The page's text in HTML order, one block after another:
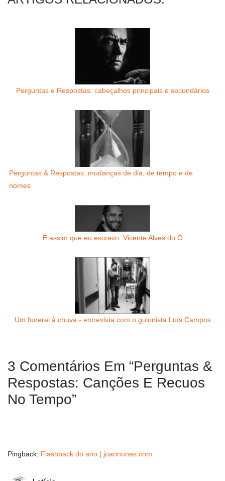
Perguntas e Respostas: cabeçalhos principais e secundários
Perguntas & Respostas: mudanças de dia, de tempo e de
nomes
É assim que eu escrevo: Vicente Alves do Ó
Um funeral à chuva - entrevista com o guionista Luís Campos
3 Comentários Em “Perguntas &
Respostas: Canções E Recuos
No Tempo”
Pingback: Flashback do ano | joaonunes.com